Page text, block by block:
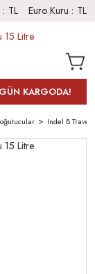
TL Euro Kuru : TL
KARGODA!
Indel B Travel